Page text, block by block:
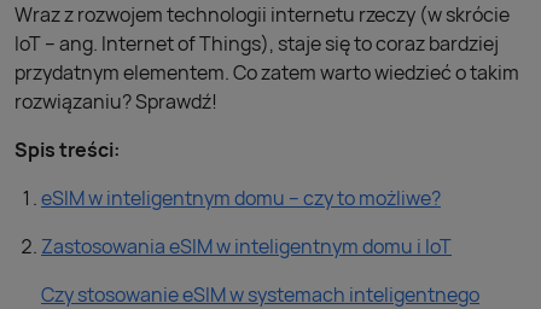
Wraz z rozwojem technologii internetu rzeczy (w skrócie
IoT – ang. Internet of Things), staje się to coraz bardziej
przydatnym elementem. Co zatem warto wiedzieć o takim
rozwiązaniu? Sprawdź!
Spis treści:
eSIM w inteligentnym domu – czy to możliwe?
Zastosowania eSIM w inteligentnym domu i IoT
Czy stosowanie eSIM w systemach inteligentnego